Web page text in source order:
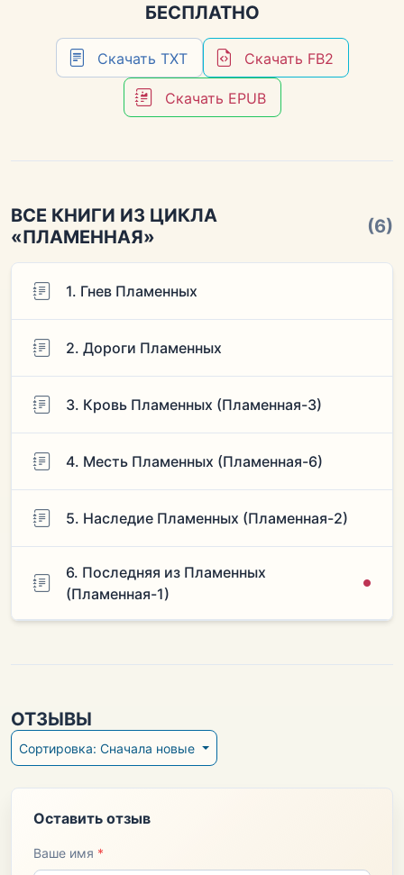
БЕСПЛАТНО
Скачать TXT Скачать FB2
Скачать EPUB
ВСЕ КНИГИ ИЗ ЦИКЛА
«ПЛАМЕННАЯ»
(6)
1. Гнев Пламенных
2. Дороги Пламенных
3. Кровь Пламенных (Пламенная-3)
4. Месть Пламенных (Пламенная-6)
5. Наследие Пламенных (Пламенная-2)
6. Последняя из Пламенных
(Пламенная-1)
ОТЗЫВЫ
Сортировка: Сначала новые
Оставить отзыв
Ваше имя *